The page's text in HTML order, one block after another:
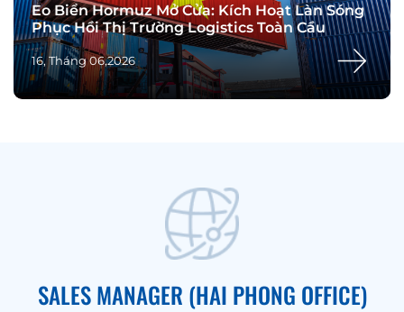
Eo Biển Hormuz Mở Cửa: Kích Hoạt Làn Sóng
Phục Hồi Thị Trường Logistics Toàn Cầu
16, Tháng 06,2026
SALES MANAGER (HAI PHONG OFFICE)